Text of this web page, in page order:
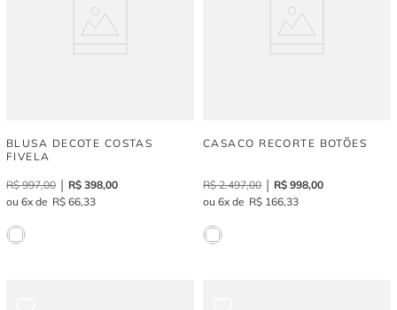
BLUSA DECOTE COSTAS
FIVELA
R$ 997,00 R$ 398,00
6
R$ 66,33
CASACO RECORTE BOTÕES
R$ 2.497,00 R$ 998,00
6
R$ 166,33